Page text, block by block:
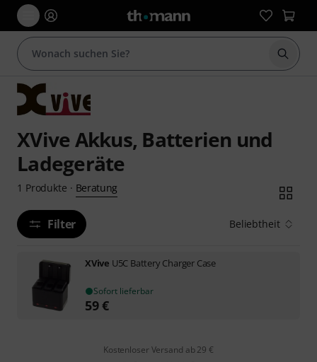
Suche
XVive Akkus, Batterien und
Ladegeräte
1 Produkte · Beratung
Filter Beliebtheit
XVive U5C Battery Charger Case
Sofort lieferbar
59€
Kostenloser Versand ab 29 €